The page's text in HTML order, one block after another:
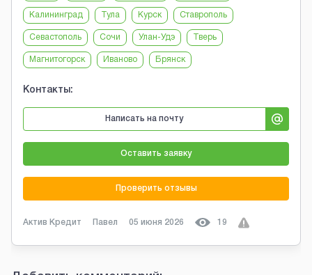
Калининград Тула Курск Ставрополь
Севастополь Сочи Улан-Удэ Тверь
Магнитогорск Иваново Брянск
Контакты:
Написать на почту
Оставить заявку
Проверить отзывы
Актив Кредит Павел 05 июня 2026 19